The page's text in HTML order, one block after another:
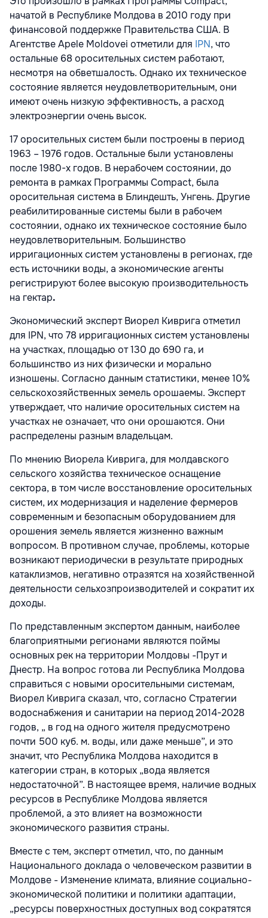
начатой в Республике Молдова в 2010 году при
финансовой поддержке Правительства США. В
Агентстве Apele Moldovei отметили для IPN, что
остальные 68 оросительных систем работают,
несмотря на обветшалость. Однако их техническое
состояние является неудовлетворительным, они
имеют очень низкую эффективность, а расход
электроэнергии очень высок.
17 оросительных систем были построены в период
1963 – 1976 годов. Остальные были установлены
после 1980-х годов. В нерабочем состоянии, до
ремонта в рамках Программы Compact, была
оросительная система в Блиндешть, Унгень. Другие
реабилитированные системы были в рабочем
состоянии, однако их техническое состояние было
неудовлетворительным. Большинство
ирригационных систем установлены в регионах, где
есть источники воды, а экономические агенты
регистрируют более высокую производительность
на гектар.
Экономический эксперт Виорел Киврига отметил
для IPN, что 78 ирригационных систем установлены
на участках, площадью от 130 до 690 га, и
большинство из них физически и морально
изношены. Согласно данным статистики, менее 10%
сельскохозяйственных земель орошаемы. Эксперт
утверждает, что наличие оросительных систем на
участках не означает, что они орошаются. Они
распределены разным владельцам.
По мнению Виорела Киврига, для молдавского
сельского хозяйства техническое оснащение
сектора, в том числе восстановление оросительных
систем, их модернизация и наделение фермеров
современным и безопасным оборудованием для
орошения земель является жизненно важным
вопросом. В противном случае, проблемы, которые
возникают периодически в результате природных
катаклизмов, негативно отразятся на хозяйственной
деятельности сельхозпроизводителей и сократит их
доходы.
По представленным экспертом данным, наиболее
благоприятными регионами являются поймы
основных рек на территории Молдовы -Прут и
Днестр. На вопрос готова ли Республика Молдова
справиться с новыми оросительными системам,
Виорел Киврига сказал, что, согласно Стратегии
водоснабжения и санитарии на период 2014-2028
годов, „ в год на одного жителя предусмотрено
почти 500 куб. м. воды, или даже меньше”, и это
значит, что Республика Молдова находится в
категории стран, в которых „вода является
недостаточной”. В настоящее время, наличие водных
ресурсов в Республике Молдова является
проблемой, а это влияет на возможности
экономического развития страны.
Вместе с тем, эксперт отметил, что, по данным
Национального доклада о человеческом развитии в
Молдове - Изменение климата, влияние социально-
экономической политики и политики адаптации,
„ресурсы поверхностных доступных вод сократятся